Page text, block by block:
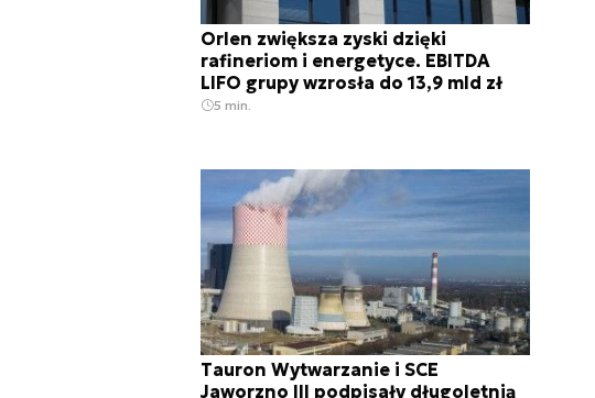
Orlen zwiększa zyski dzięki
rafineriom i energetyce. EBITDA
LIFO grupy wzrosła do 13,9 mld zł
5 min.
Tauron Wytwarzanie i SCE
Jaworzno III podpisały długoletnią